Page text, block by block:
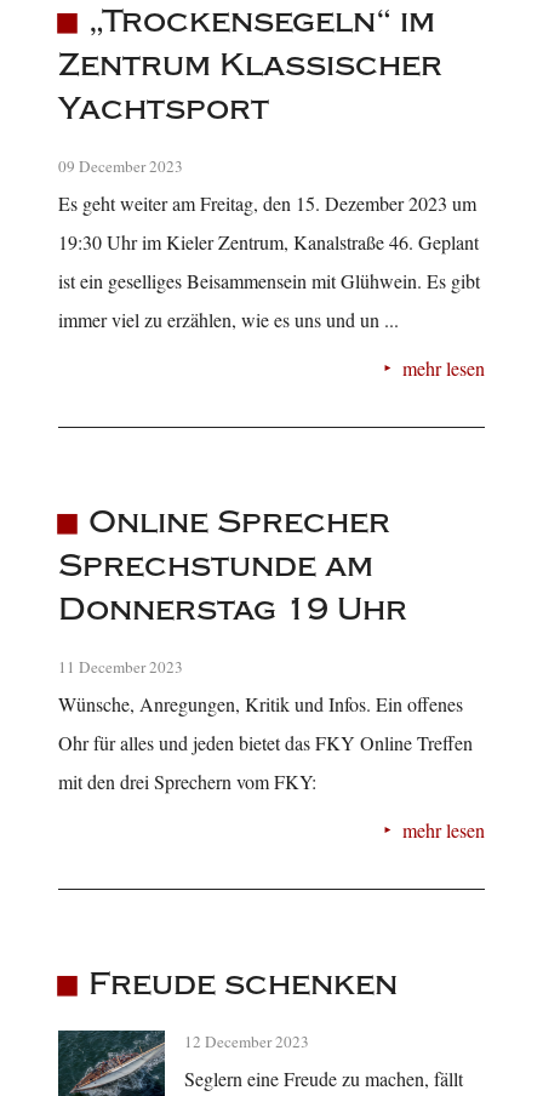
„Trockensegeln“ im
Zentrum Klassischer
Yachtsport
09 December 2023
Es geht weiter am Freitag, den 15. Dezember 2023 um
19:30 Uhr im Kieler Zentrum, Kanalstraße 46. Geplant
ist ein geselliges Beisammensein mit Glühwein. Es gibt
immer viel zu erzählen, wie es uns und un ...
mehr lesen
Online Sprecher
Sprechstunde am
Donnerstag 19 Uhr
11 December 2023
Wünsche, Anregungen, Kritik und Infos. Ein offenes
Ohr für alles und jeden bietet das FKY Online Treffen
mit den drei Sprechern vom FKY:
mehr lesen
Freude schenken
12 December 2023
Seglern eine Freude zu machen, fällt